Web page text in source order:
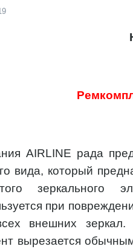
AIRLINE рада
вида, который
зеркального
при
внешних зеркал.
вырезается